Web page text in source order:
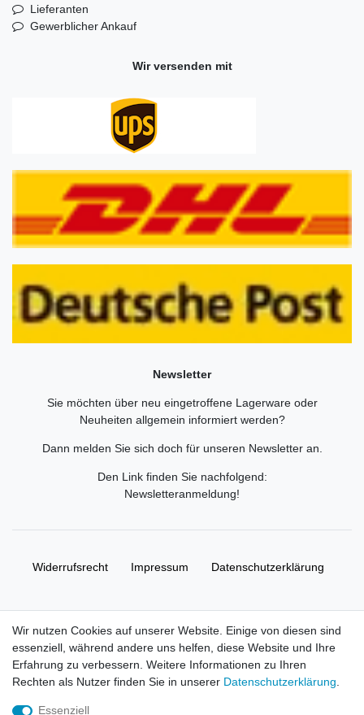
Lieferanten
Gewerblicher Ankauf
Wir versenden mit
Newsletter
Sie möchten über neu eingetroffene Lagerware oder
Neuheiten allgemein informiert werden?
Dann melden Sie sich doch für unseren Newsletter an.
Den Link finden Sie nachfolgend:
Newsletteranmeldung!
Widerrufs­recht Impressum Daten­schutz­erklärung
© Copyright 2026 | Alle Rechte vorbehalten. HL-
Handelsgesellschaft mbH.
Wir nutzen Cookies auf unserer Website. Einige von diesen sind
essenziell, während andere uns helfen, diese Website und Ihre
Erfahrung zu verbessern. Weitere Informationen zu Ihren
Rechten als Nutzer finden Sie in unserer Daten­schutz­erklärung
Essenziell